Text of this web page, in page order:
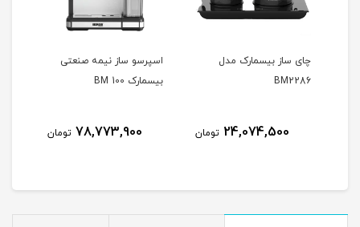
چای ساز بیسمارک مدل
BM2286
24,074,500 تومان
اسپرسو ساز نیمه صنعتی
بیسمارک BM 100
78,773,900 تومان